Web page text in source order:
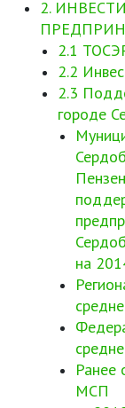
2.
2.1
2.2
2.3
городе
на
Ранее
МСП